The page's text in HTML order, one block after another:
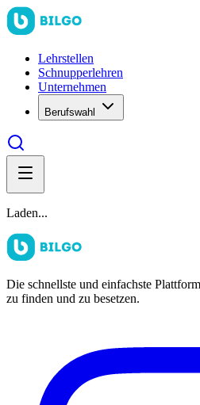
Lehrstellen
Schnupperlehren
Unternehmen
Berufswahl
Laden...
Die schnellste und einfachste
zu finden und zu besetzen.